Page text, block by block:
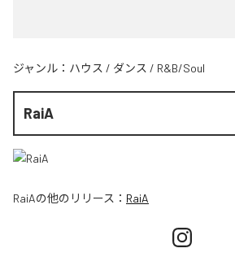
ジャンル： ハウス / ダンス / R&B/Soul
RaiA
RaiAの他のリリース： RaiA